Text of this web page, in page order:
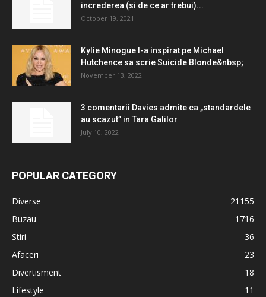
increderea (si de ce ar trebui)...
October 19, 2021
Kylie Minogue l-a inspirat pe Michael
Hutchence sa scrie Suicide Blonde&nbsp;
November 13, 2022
3 comentarii Davies admite ca „standardele
au scazut” in Tara Galilor
July 10, 2022
POPULAR CATEGORY
Diverse
21155
Buzau
1716
Stiri
36
Afaceri
23
Divertisment
18
Lifestyle
11